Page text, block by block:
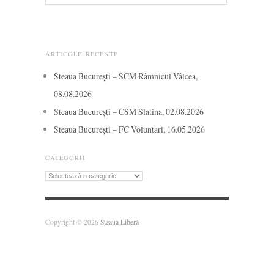
ARTICOLE RECENTE
Steaua București – SCM Râmnicul Vâlcea,
08.08.2026
Steaua București – CSM Slatina, 02.08.2026
Steaua București – FC Voluntari, 16.05.2026
CATEGORII
Categorii
Copyright © 2026 Steaua Liberă